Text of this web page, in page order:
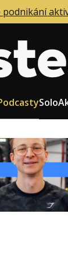
podnikání
Solo